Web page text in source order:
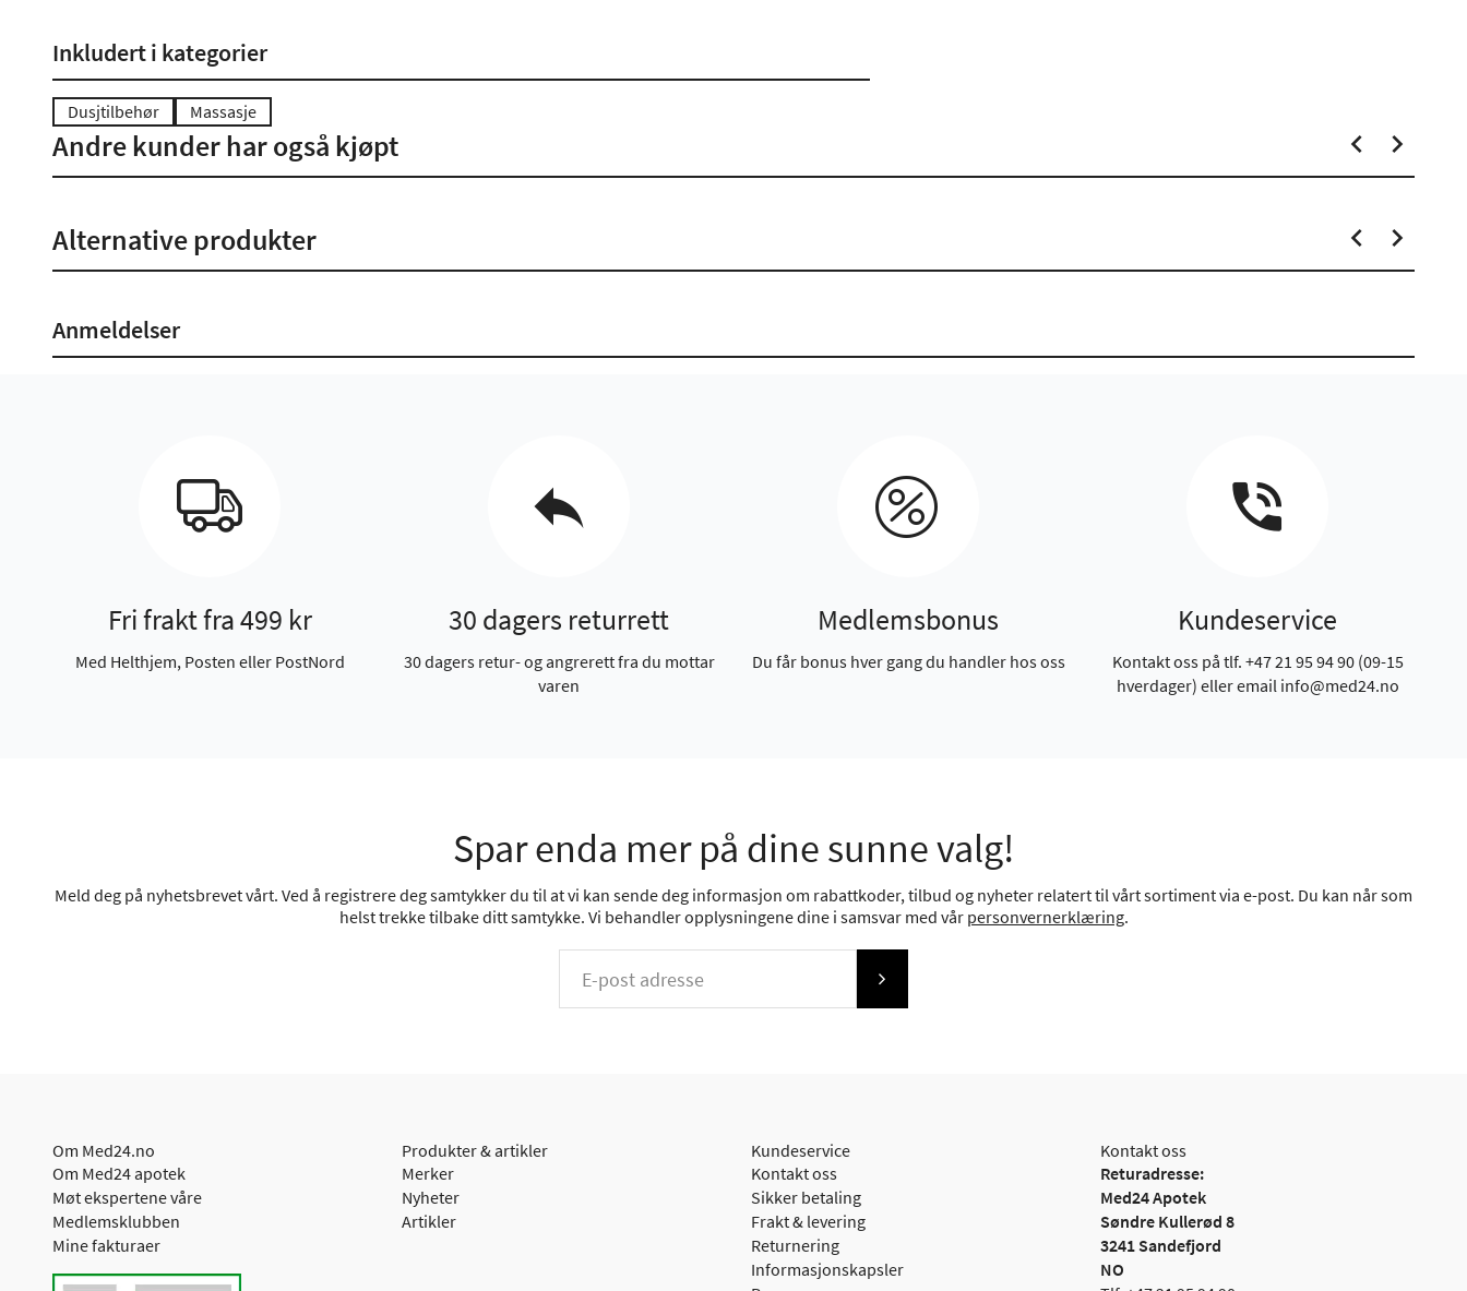
Inkludert i kategorier
Dusjtilbehør Massasje
Andre kunder har også kjøpt
Alternative produkter
Anmeldelser
Fri frakt fra 499 kr
Med Helthjem, Posten eller PostNord
30 dagers returrett
30 dagers retur- og angrerett fra du mottar
varen
Medlemsbonus
Du får bonus hver gang du handler hos oss
Kundeservice
Kontakt oss på tlf. +47 21 95 94 90 (09-15
hverdager) eller email info@med24.no
Spar enda mer på dine sunne valg!
Meld deg på nyhetsbrevet vårt. Ved å registrere deg samtykker du til at vi kan sende deg informasjon om rabattkoder, tilbud og nyheter relatert til vårt sortiment via e-post. Du kan når som
helst trekke tilbake ditt samtykke. Vi behandler opplysningene dine i samsvar med vår personvernerklæring.
Om Med24.no
Om Med24 apotek
Møt ekspertene våre
Medlemsklubben
Mine fakturaer
Produkter & artikler
Merker
Nyheter
Artikler
Kundeservice
Kontakt oss
Sikker betaling
Frakt & levering
Returnering
Informasjonskapsler
Kontakt oss
Returadresse:
Med24 Apotek
Søndre Kullerød 8
3241 Sandefjord
NO